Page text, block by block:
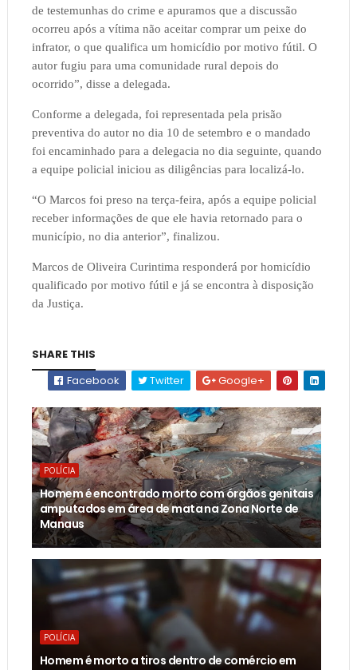
de testemunhas do crime e apuramos que a discussão
ocorreu após a vítima não aceitar comprar um peixe do
infrator, o que qualifica um homicídio por motivo fútil. O
autor fugiu para uma comunidade rural depois do
ocorrido”, disse a delegada.
Conforme a delegada, foi representada pela prisão
preventiva do autor no dia 10 de setembro e o mandado
foi encaminhado para a delegacia no dia seguinte, quando
a equipe policial iniciou as diligências para localizá-lo.
“O Marcos foi preso na terça-feira, após a equipe policial
receber informações de que ele havia retornado para o
município, no dia anterior”, finalizou.
Marcos de Oliveira Curintima responderá por homicídio
qualificado por motivo fútil e já se encontra à disposição
da Justiça.
SHARE THIS
Facebook
Twitter Google+
POLÍCIA
Homem é encontrado morto com órgãos genitais
amputados em área de mata na Zona Norte de
Manaus
POLÍCIA
Homem é morto a tiros dentro de comércio em